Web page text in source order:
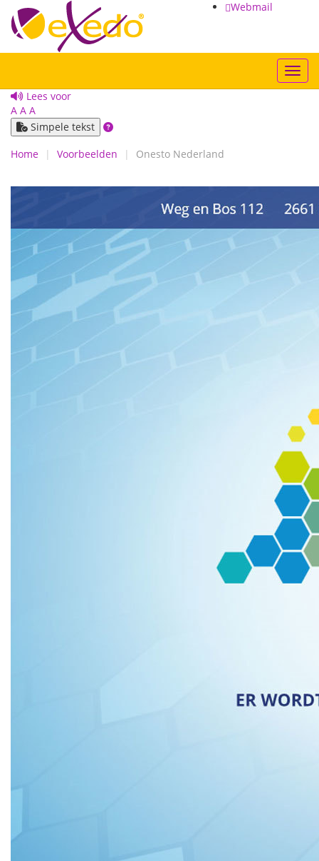
Webmail
Lees voor
A A A
Simpele tekst
Home
Voorbeelden Onesto Nederland